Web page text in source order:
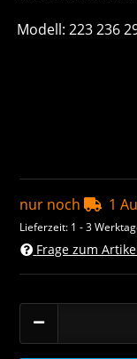
Modell: 223 236
nur noch 1
Lieferzeit: 1 - 3
Frage zum